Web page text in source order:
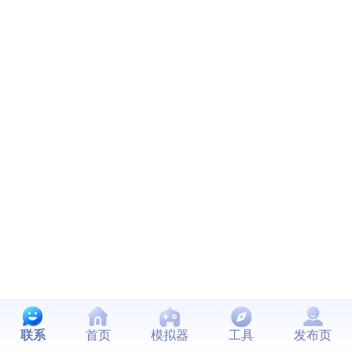
联系 首页 模拟器 工具 发布页